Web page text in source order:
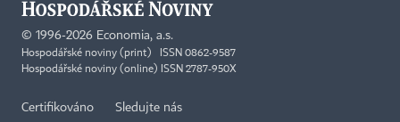
© 1996-2026 Economia, a.s.
Hospodářské noviny (print) ISSN 0862-9587
Hospodářské noviny (online) ISSN 2787-950X
Certifikováno Sledujte nás